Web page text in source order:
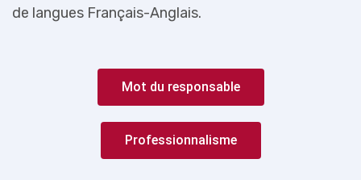
de langues Français-Anglais.
Mot du responsable
Professionnalisme